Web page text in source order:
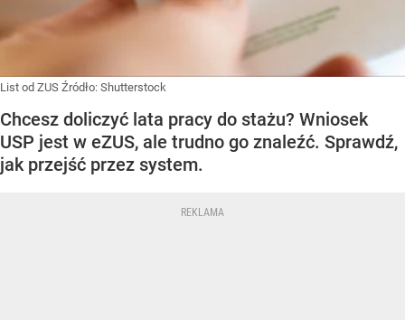
List od ZUS Źródło: Shutterstock
Chcesz doliczyć lata pracy do stażu? Wniosek
USP jest w eZUS, ale trudno go znaleźć. Sprawdź,
jak przejść przez system.